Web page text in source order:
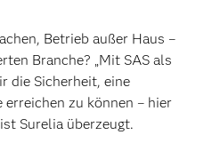
Betrieb außer Haus –
Branche? „Mit SAS als
die Sicherheit, eine
zu können – hier
Surelia überzeugt.